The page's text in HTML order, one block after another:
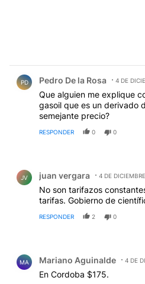
PD Pedro De la Rosa 4 DE
Que alguien me explique
gasoil que es un derivado
semejante precio?
RESPONDER 0 0
JV juan vergara 4 DE
No son tarifazos
tarifas. Gobierno de
RESPONDER 2 0
MA Mariano Aguinalde 4 DE
En Cordoba $175.